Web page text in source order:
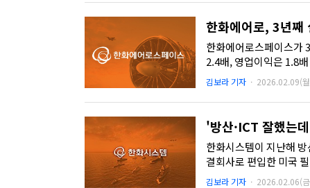
한화에어로, 3년
한화에어로스페이스가
2.4배, 영업이익은 1.8
는 2040년까지 매년
김보라 기자 · 2026.02.09(
'방산·ICT 잘했는
한화시스템이 지난해
결회사로 편입한 미국
었다. 회사는 필리조선
김보라 기자 · 2026.02.06(